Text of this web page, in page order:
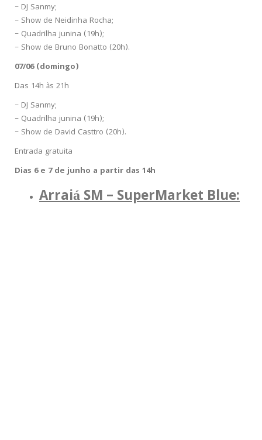
– DJ Sanmy;
– Show de Neidinha Rocha;
– Quadrilha junina (19h);
– Show de Bruno Bonatto (20h).
07/06 (domingo)
Das 14h às 21h
– DJ Sanmy;
– Quadrilha junina (19h);
– Show de David Casttro (20h).
Entrada gratuita
Dias 6 e 7 de junho a partir das 14h
Arraiá SM – SuperMarket Blue: